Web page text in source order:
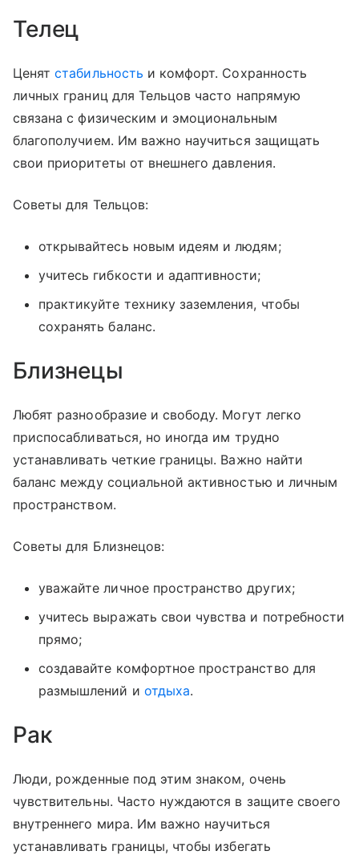
Телец
Ценятстабильность и комфорт. Сохранность
личных границ для Тельцов часто напрямую
связана с физическим и эмоциональным
благополучием. Им важно научиться защищать
свои приоритеты от внешнего давления.
Советы для Тельцов:
открывайтесь новым идеям и людям;
учитесь гибкости и адаптивности;
практикуйте технику заземления, чтобы
сохранять баланс.
Близнецы
Любят разнообразие и свободу. Могут легко
приспосабливаться, но иногда им трудно
устанавливать четкие границы. Важно найти
баланс между социальной активностью и личным
пространством.
Советы для Близнецов:
уважайте личное пространство других;
учитесь выражать свои чувства и потребности
прямо;
создавайте комфортное пространство для
размышлений и отдыха.
Рак
Люди, рожденные под этим знаком, очень
чувствительны. Часто нуждаются в защите своего
внутреннего мира. Им важно научиться
устанавливать границы, чтобы избегать